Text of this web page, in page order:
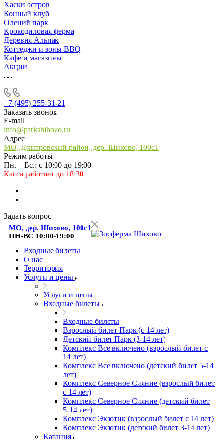
Хаски остров
Конный клуб
Олений парк
Крокодиловая ферма
Деревня Альпак
Коттеджи и зоны BBQ
Кафе и магазины
Акции
+7 (495) 255-31-21
Заказать звонок
E-mail
info@parkshihovo.ru
Адрес
МО, Дмитровский район, дер. Шихово, 100с1
Режим работы
Пн. – Вс.: с 10:00 до 19:00
Касса работает до 18:30
Задать вопрос
МО, дер. Шихово, 100с1
ПН-ВС 10:00-19:00
Входные билеты
О нас
Территория
Услуги и цены
Услуги и цены
Входные билеты
Входные билеты
Взрослый билет Парк (с 14 лет)
Детский билет Парк (3-14 лет)
Комплекс Все включено (взрослый билет с
14 лет)
Комплекс Все включено (детский билет 5-14
лет)
Комплекс Северное Сияние (взрослый билет
с 14 лет)
Комплекс Северное Сияние (детский билет
5-14 лет)
Комплекс Экзотик (взрослый билет с 14 лет)
Комплекс Экзотик (детский билет 3-14 лет)
Катания